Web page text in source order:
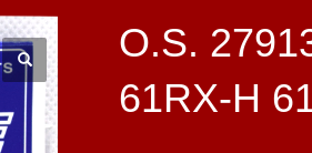
O.S.
61RX-H